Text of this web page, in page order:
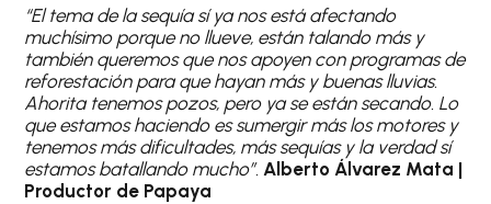
“El tema de la sequía sí ya nos está afectando
muchísimo porque no llueve, están talando más y
también queremos que nos apoyen con programas de
reforestación para que hayan más y buenas lluvias.
Ahorita tenemos pozos, pero ya se están secando. Lo
que estamos haciendo es sumergir más los motores y
tenemos más dificultades, más sequías y la verdad sí
estamos batallando mucho”. Alberto Álvarez Mata |
Productor de Papaya